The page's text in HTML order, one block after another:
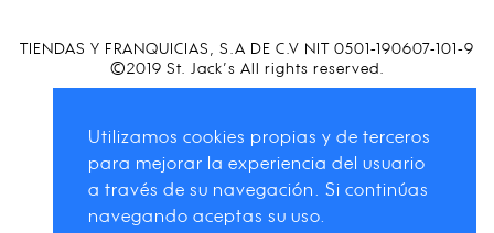
Utilizamos cookies propias y de terceros
para mejorar la experiencia del usuario
a través de su navegación. Si continúas
navegando aceptas su uso.
TIENDAS Y FRANQUICIAS, S.A DE C.V NIT 0501-190607-101-9
©2019 St. Jack’s All rights reserved.